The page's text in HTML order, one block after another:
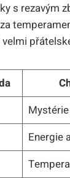
s rezavým
Energie